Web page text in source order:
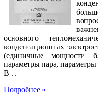
основного
конденсационных
(единичные мощности
параметры пара,
В ...
Подробнее »